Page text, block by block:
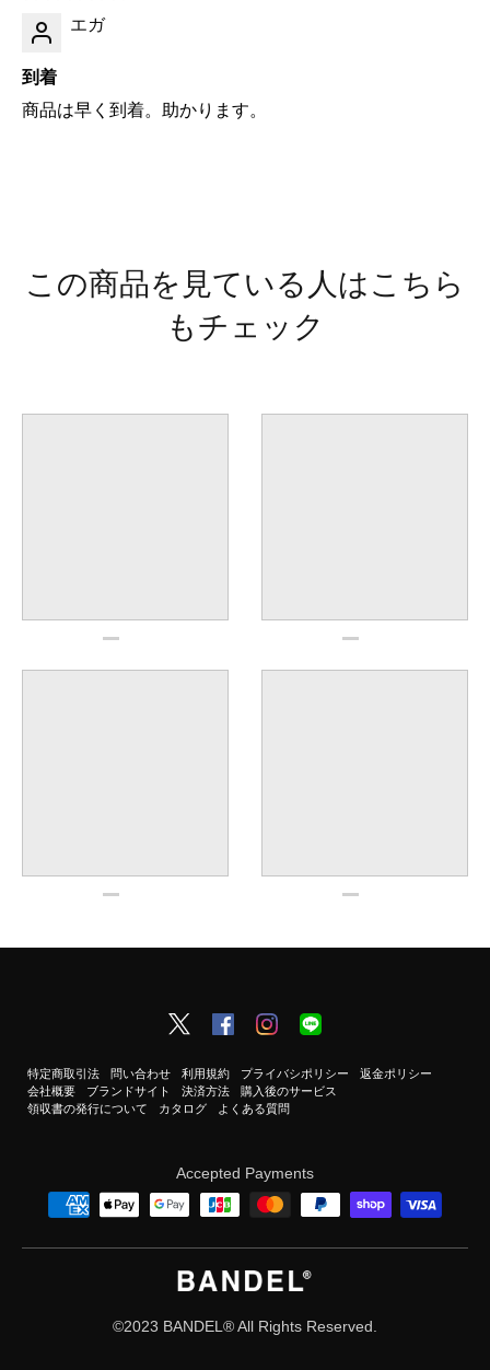
エガ
到着
商品は早く到着。助かります。
この商品を見ている人はこちら
もチェック
特定商取引法 問い合わせ 利用規約 プライバシポリシー
返金ポリシー
会社概要
ブランドサイト 決済方法
購入後のサービス
領収書の発行について
カタログ よくある質問
Accepted Payments
©2023 BANDEL®︎ All Rights Reserved.